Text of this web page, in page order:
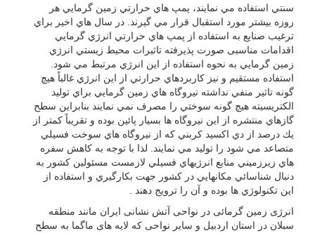
سنتي استفاده مي نمایند، پمپ هاي حرارتي زمين گرمايي هر
روزه بيشتر مورد استقبال قرار مي گيرند. در سال هاي اخير براي
ترغيب صنايع به استفاده از پمپ هاي حرارتي انرژي گرمايي
اقدامات مناسبی صورت پذیرفته تاثيرات محيط زيستي انرژي
زمين گرمايي به نحوه استفاده از اين انرژي مرتبط مي شود.
استفاده مستقيم و نيز كاربردهاي حرارتي از اين انرژي غالباً هيچ
گونه تاثير منفي نداشته نيروگاه هاي زمين گرمايي براي توليد
الكتريسيته هيچ گونه سوختي را مصرف نمي نمایند بنابراين سطح
گازهاي منتشره از اين نيروگاه ها بسيار پائين بوده و تقريباً كمتر از
يك درصد از دي اكسيد كربني كه از نيروگاه هاي سوخت فسيلي
متصاعد مي شود را توليد مي نمایند. لذا با توجه به كاهش سفره
هاي زيرزميني منابع انرژيهاي فسيلي لازمست مسئولين كشور به
دنبال شناسائي مكانهايي در كشور جهت بكارگيري و استفاده از
اين تكنولوژي ها بوده و آن را ترويج دهند .
انرژی زمین گرمائی در نواحی آتش نشانی ایران مانند منطقه
سبلان در استان اردبیل و سایر نواحی که لایه های ماگما به سطح